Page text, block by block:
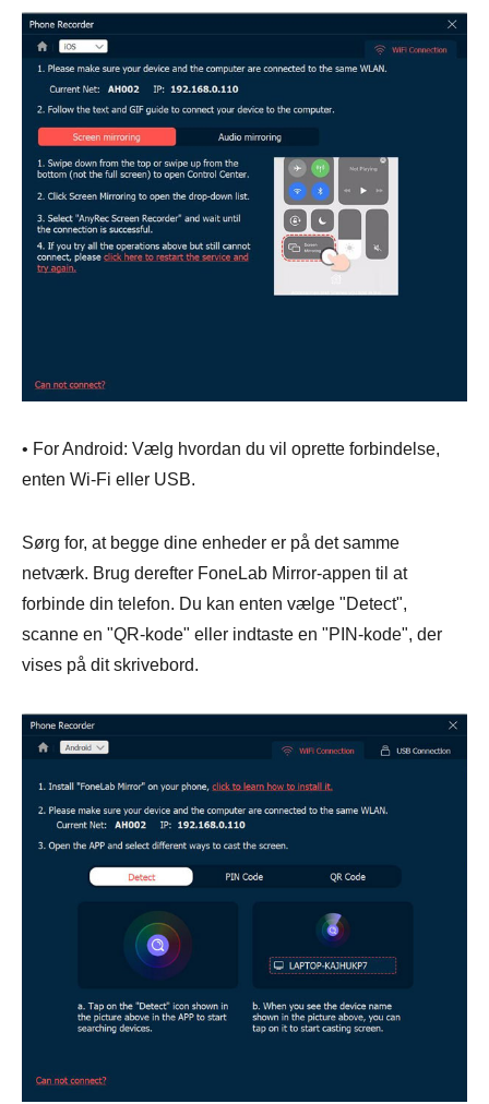
• For Android: Vælg hvordan du vil oprette forbindelse,
enten Wi-Fi eller USB.
Sørg for, at begge dine enheder er på det samme
netværk. Brug derefter FoneLab Mirror-appen til at
forbinde din telefon. Du kan enten vælge "Detect",
scanne en "QR-kode" eller indtaste en "PIN-kode", der
vises på dit skrivebord.